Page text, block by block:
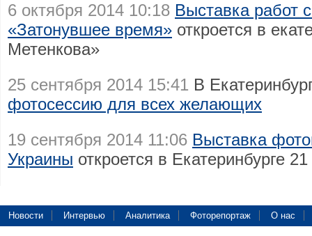
6 октября 2014 10:18 Выставка работ
«Затонувшее время» откроется в
Метенкова»
25 сентября 2014 15:41 В
фотосессию для всех желающих
19 сентября 2014 11:06 Выставка
Украины откроется в Екатеринбурге
Новости Интервью Аналитика Фоторепортаж О нас